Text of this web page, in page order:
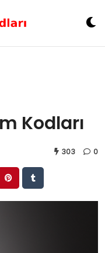
Kodları
303 0